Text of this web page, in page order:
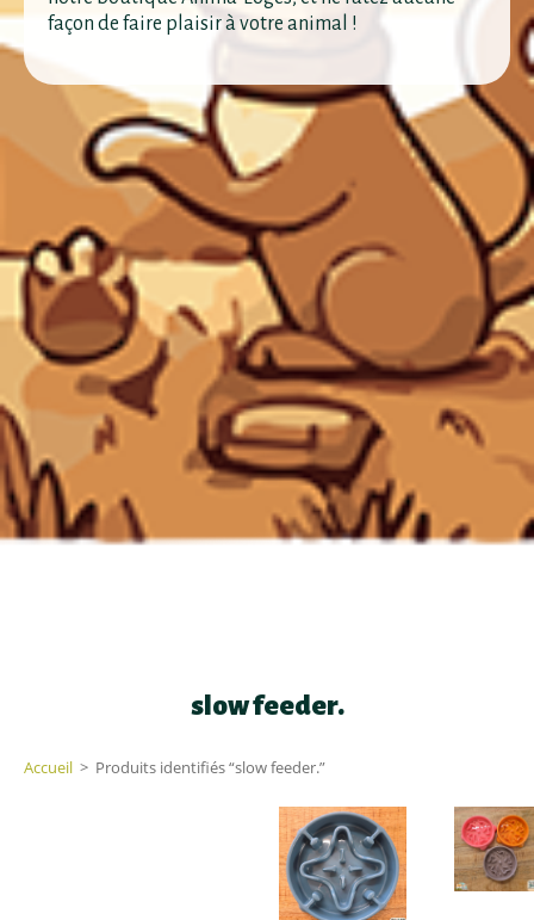
façon de faire plaisir à votre animal !
slow feeder.
Accueil > Produits identifiés “slow feeder.”